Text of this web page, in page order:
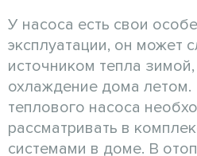
У насоса есть свои
эксплуатации, он может
источником тепла
охлаждение дома
теплового насоса
рассматривать в
системами в доме. В